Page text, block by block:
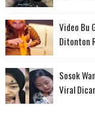
Video Bu
Ditonton
Sosok
Viral